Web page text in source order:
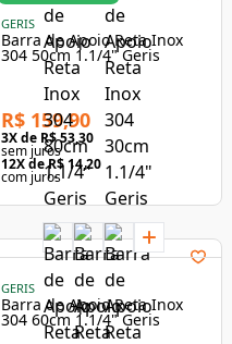
GERIS
Barra de Apoio Reta Inox
304 50cm 1.1/4" Geris
R$ 159,90
3X de R$ 53,30
sem juros
12X deR$ 14,20
com juros
GERIS
Barra de Apoio Reta Inox
304 60cm 1.1/4" Geris